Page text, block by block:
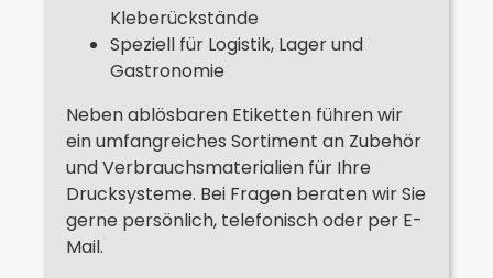
Kleberückstände
Speziell für Logistik, Lager und
Gastronomie
Neben ablösbaren Etiketten führen wir
ein umfangreiches Sortiment an Zubehör
und Verbrauchsmaterialien für Ihre
Drucksysteme. Bei Fragen beraten wir Sie
gerne persönlich, telefonisch oder per E-
Mail.